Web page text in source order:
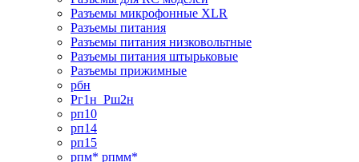
Разъемы микрофонные XLR
Разъемы питания
Разъемы питания низковольтные
Разъемы питания штырьковые
Разъемы прижимные
рбн
Рг1н_Рш2н
рп10
рп14
рп15
рпм* рпмм*